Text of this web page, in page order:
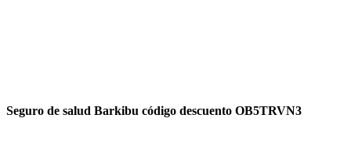
Seguro de salud Barkibu código descuento OB5TRVN3